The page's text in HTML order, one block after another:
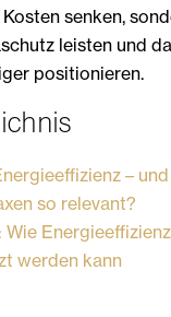
senken,
leisten und
positionieren.
–
so relevant?
Wie
werden kann